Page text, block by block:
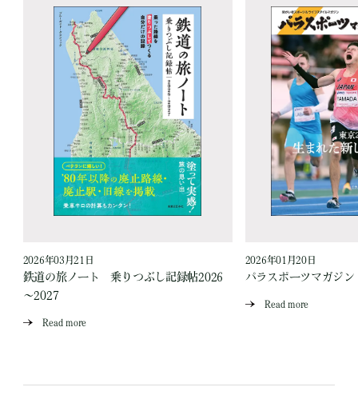
2026年03月21日
鉄道の旅ノート 乗りつぶし記録帖2026
～2027
Read more
2026年01月20日
パラスポーツマガジ
Read more